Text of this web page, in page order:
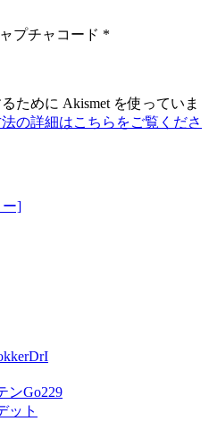
プチャコード *
ために Akismet を使っていま
の詳細はこちらをご覧くださ
ー]
ンGo229
ット